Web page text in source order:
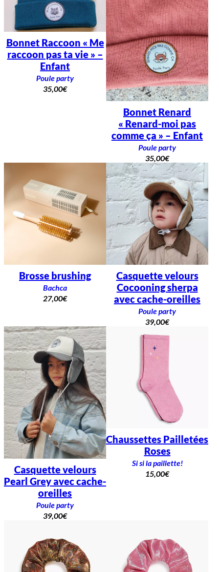
Bonnet Raccoon « Me
raccoon pas ta vie » –
Enfant
Poule party
35,00€
Bonnet Renard
« Renard-moi pas
comme ça » – Enfant
Poule party
35,00€
Brosse brushing
Bachca
27,00€
Casquette velours
Cocooning sherpa
avec cache-oreilles
Poule party
39,00€
Casquette velours
Pearl Grey avec cache-
oreilles
Poule party
39,00€
Chaussettes Pailletées
Roses
Si si la paillette!
15,00€